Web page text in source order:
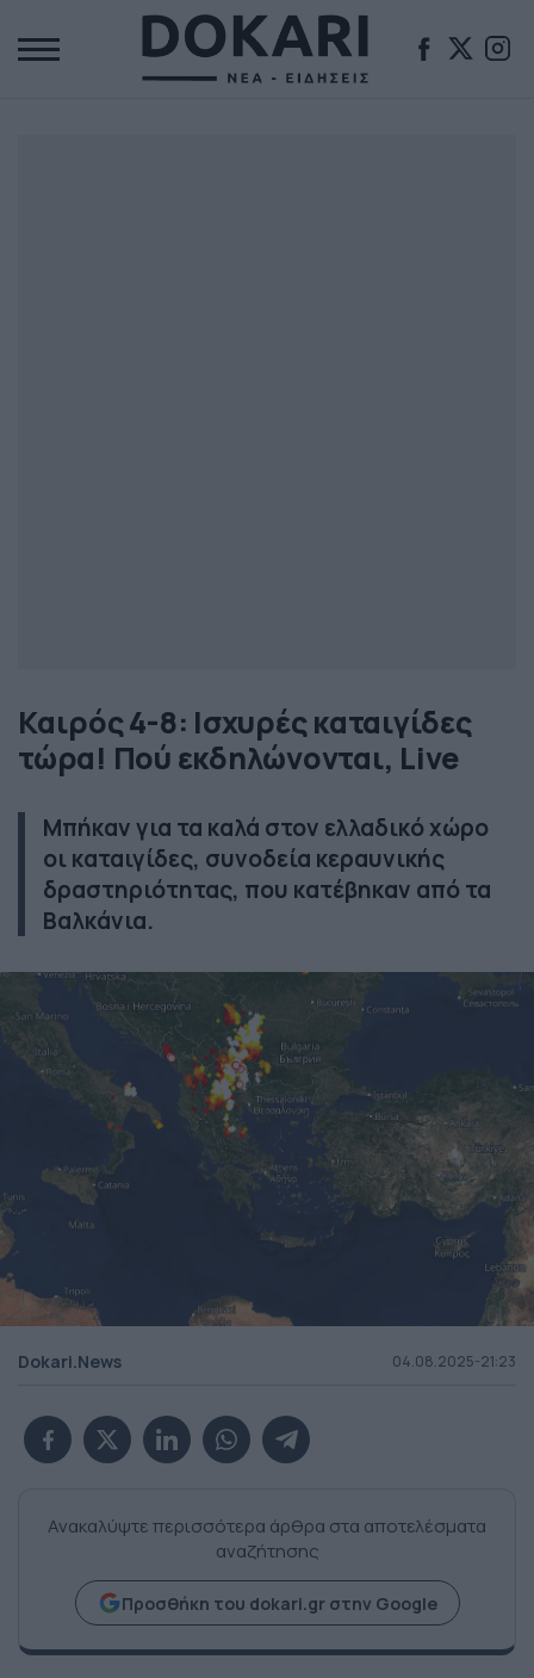
Καιρός 4-8: Ισχυρές καταιγίδες
τώρα! Πού εκδηλώνονται, Live
Μπήκαν για τα καλά στον ελλαδικό χώρο
οι καταιγίδες, συνοδεία κεραυνικής
δραστηριότητας, που κατέβηκαν από τα
Βαλκάνια.
Dokari.News 04.08.2025-21:23
Ανακαλύψτε περισσότερα άρθρα στα αποτελέσματα
αναζήτησης
Προσθήκη του dokari.gr στην Google